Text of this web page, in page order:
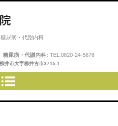
尿病・代謝内科
糖尿病・代謝内科: TEL. 0820-24-5678
井市大字柳井古市3715-1